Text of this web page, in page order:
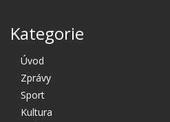
Kategorie
Úvod
Zprávy
Sport
Kultura